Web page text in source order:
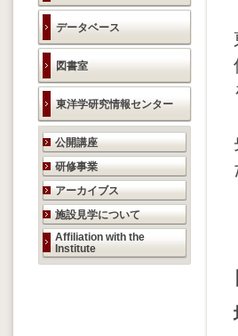
データベース
図書室
東洋学研究情報センター
研究活動のご案内
公開講座
研修事業
アーカイブス
施設見学について
Affiliation with the
Institute